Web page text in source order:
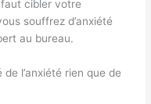
cibler votre
souffrez d’anxiété
au bureau.
l’anxiété rien que de